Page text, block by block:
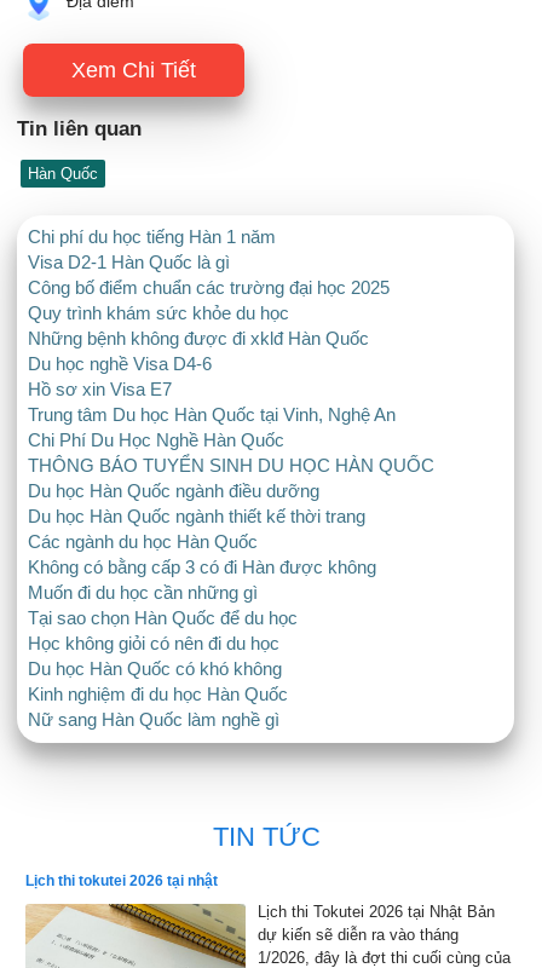
Xem Chi Tiết
Tin liên quan
Hàn Quốc
Chi phí du học tiếng Hàn 1 năm
Visa D2-1 Hàn Quốc là gì
Công bố điểm chuẩn các trường đại học 2025
Quy trình khám sức khỏe du học
Những bệnh không được đi xklđ Hàn Quốc
Du học nghề Visa D4-6
Hồ sơ xin Visa E7
Trung tâm Du học Hàn Quốc tại Vinh, Nghệ An
Chi Phí Du Học Nghề Hàn Quốc
THÔNG BÁO TUYỂN SINH DU HỌC HÀN QUỐC
Du học Hàn Quốc ngành điều dưỡng
Du học Hàn Quốc ngành thiết kế thời trang
Các ngành du học Hàn Quốc
Không có bằng cấp 3 có đi Hàn được không
Muốn đi du học cần những gì
Tại sao chọn Hàn Quốc để du học
Học không giỏi có nên đi du học
Du học Hàn Quốc có khó không
Kinh nghiệm đi du học Hàn Quốc
Nữ sang Hàn Quốc làm nghề gì
TIN TỨC
Lịch thi tokutei 2026 tại nhật
Lịch thi Tokutei 2026 tại Nhật Bản
dự kiến sẽ diễn ra vào tháng
1/2026, đây là đợt thi cuối cùng của